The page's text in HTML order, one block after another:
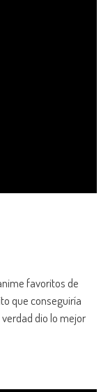
favoritos de
que conseguiría
dio lo mejor